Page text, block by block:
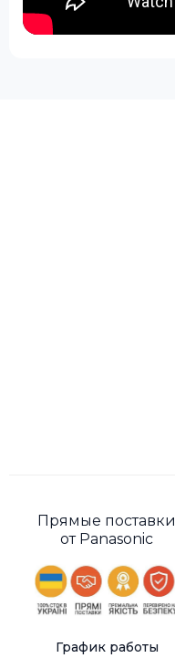
Прямые поставки
от Panasonic
График работы